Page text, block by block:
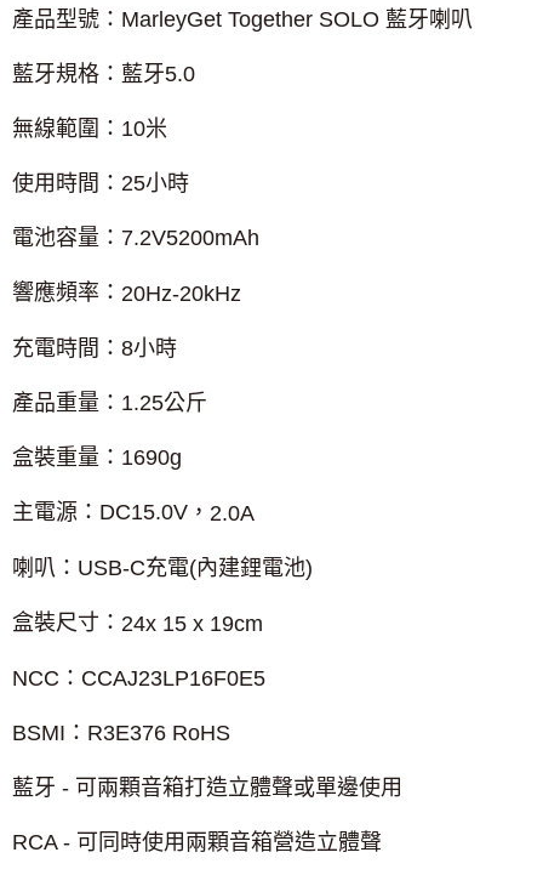
產品型號： MarleyGet Together SOLO 藍牙喇叭
藍牙規格：藍牙5.0
無線範圍： 10米
使用時間： 25小時
電池容量： 7.2V5200mAh
響應頻率： 20Hz-20kHz
充電時間： 8小時
產品重量： 1.25公斤
盒裝重量： 1690g
主電源： DC15.0V ， 2.0A
喇叭： USB-C充電(內建鋰電池)
盒裝尺寸： 24x 15 x 19cm
NCC ： CCAJ23LP16F0E5
BSMI ： R3E376 RoHS
藍牙 - 可兩顆音箱打造立體聲或單邊使用
RCA - 可同時使用兩顆音箱營造立體聲